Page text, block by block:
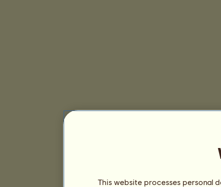
This website processes personal